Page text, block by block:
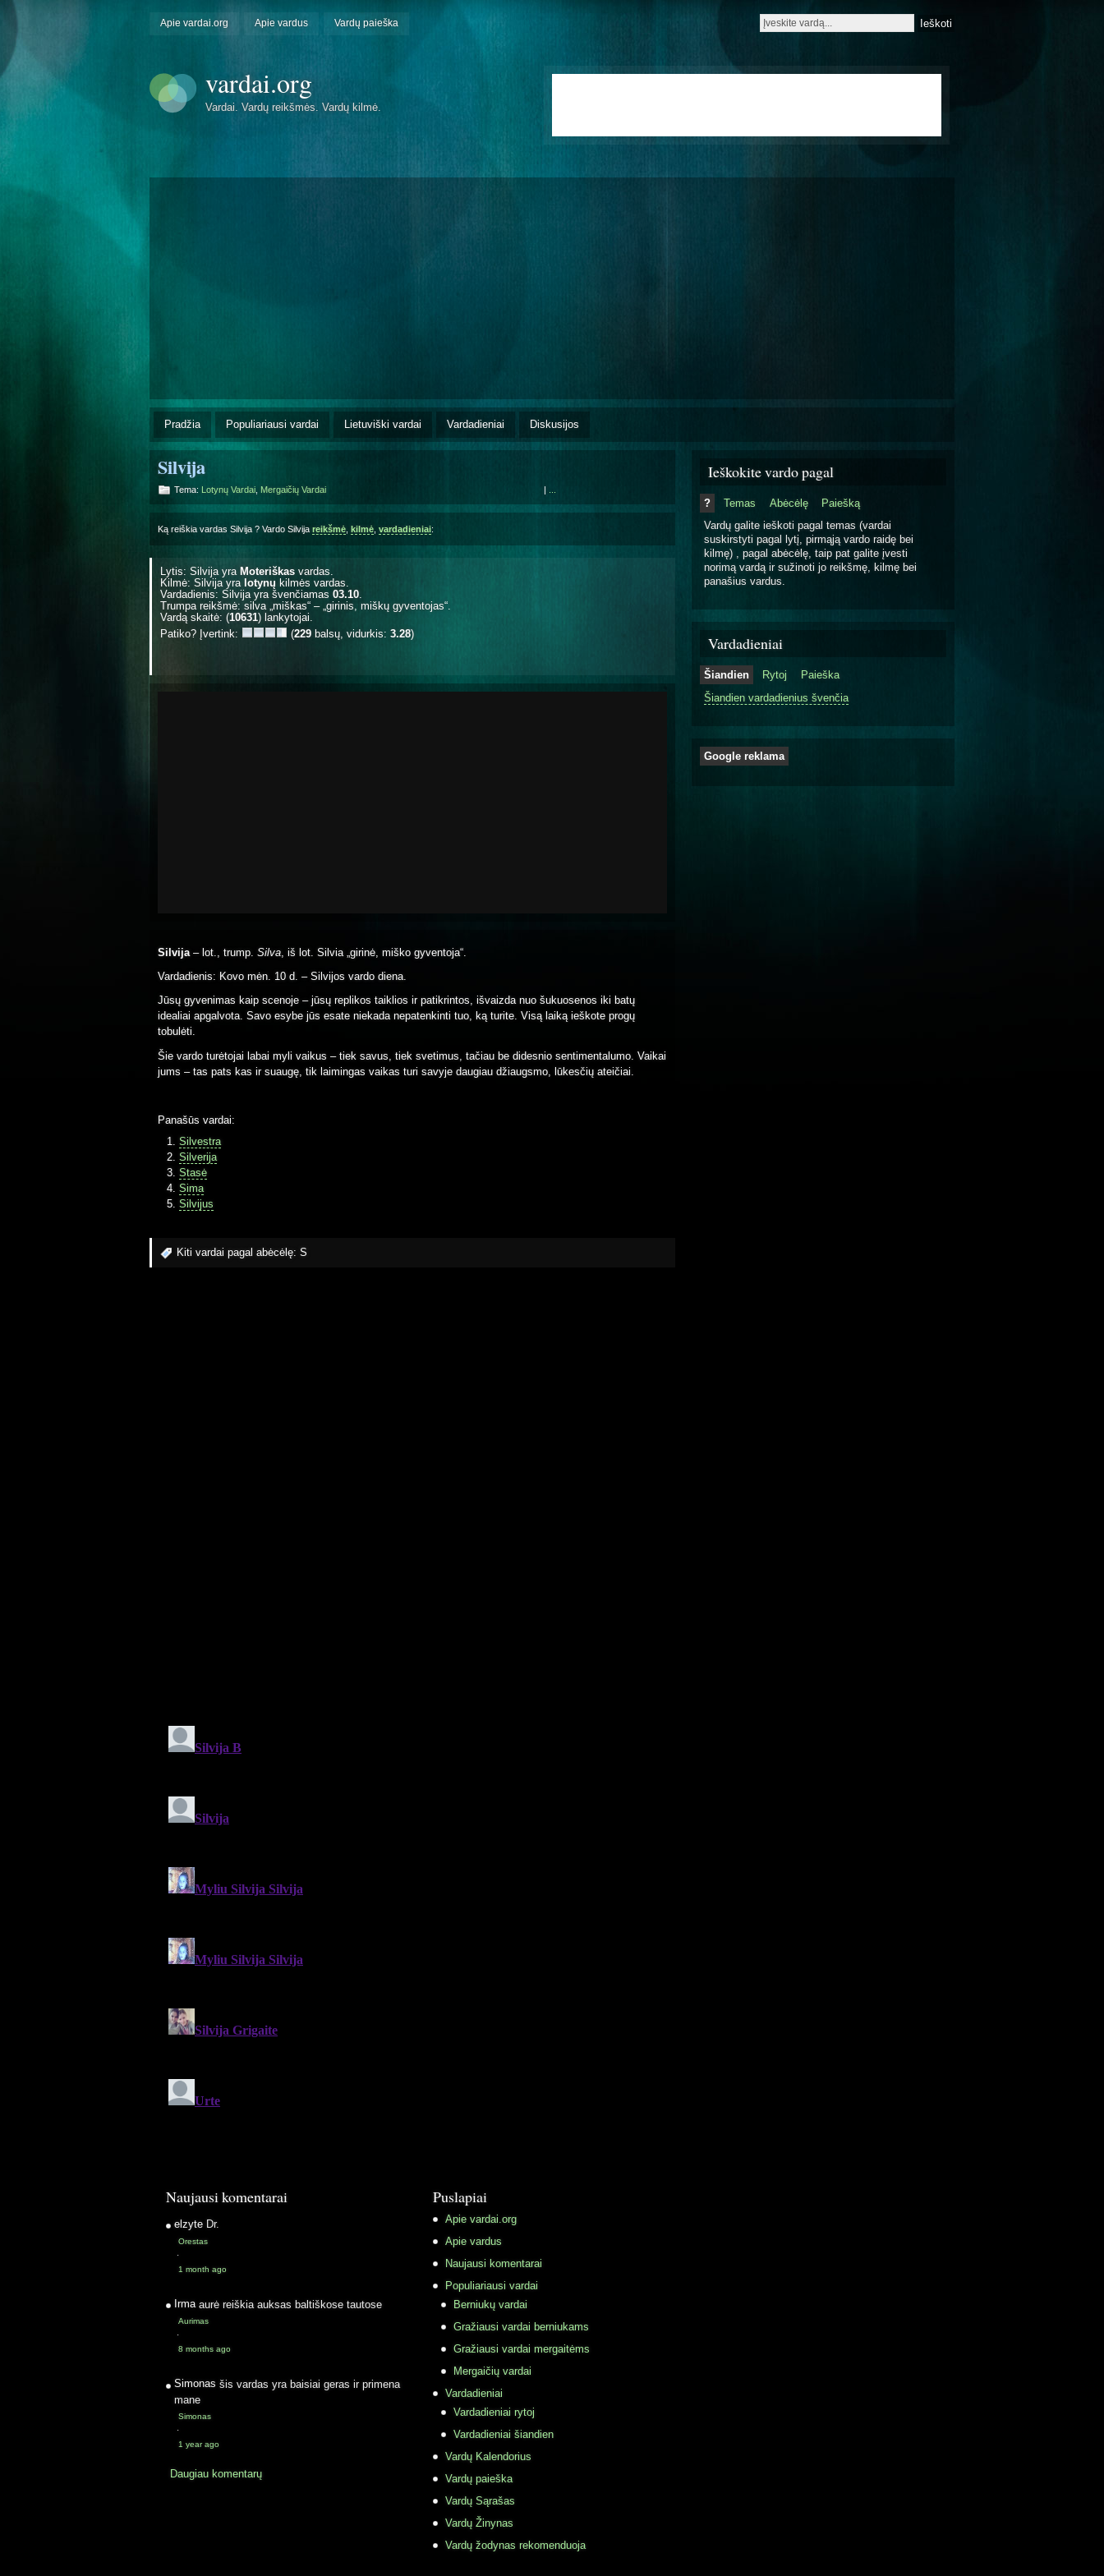
Apie vardai.org Apie vardus Vardų paieška
vardai.org
Vardai. Vardų reikšmės. Vardų kilmė.
Pradžia Populiariausi vardai Lietuviški vardai Vardadieniai Diskusijos
Silvija
Tema: Lotynų Vardai Mergaičių Vardai |
Ką reiškia vardas Silvija ? Vardo Silvija reikšmė kilmė vardadieniai:
Lytis: Silvija yra Moteriškas vardas.
Kilmė: Silvija yra lotynų kilmės vardas.
Vardadienis: Silvija yra švenčiamas 03.10
Trumpa reikšmė: silva „miškas“ – „girinis, miškų gyventojas“.
Vardą skaitė: (10631) lankytojai.
Patiko? Įvertink:
(229 balsų, vidurkis: 3.28)
Silvija – lot., trump. Silva , iš lot. Silvia „girinė, miško gyventoja“.
Vardadienis: Kovo mėn. 10 d. – Silvijos vardo diena.
Jūsų gyvenimas kaip scenoje – jūsų replikos taiklios ir patikrintos, išvaizda nuo šukuosenos iki batų
idealiai apgalvota. Savo esybe jūs esate niekada nepatenkinti tuo, ką turite. Visą laiką ieškote progų
tobulėti.
Šie vardo turėtojai labai myli vaikus – tiek savus, tiek svetimus, tačiau be didesnio sentimentalumo. Vaikai
jums – tas pats kas ir suaugę, tik laimingas vaikas turi savyje daugiau džiaugsmo, lūkesčių ateičiai.
Panašūs vardai:
Silvestra
Silverija
Stasė
Sima
Silvijus
Kiti vardai pagal abėcėlę: S
Ieškokite vardo pagal
? Temas Abėcėlę
Paiešką
Vardų galite ieškoti pagal temas (vardai
suskirstyti pagal lytį, pirmąją vardo raidę bei
kilmę) , pagal abėcėlę, taip pat galite įvesti
norimą vardą ir sužinoti jo reikšmę, kilmę bei
panašius vardus.
Vardadieniai
Šiandien Rytoj
Paieška
Šiandien vardadienius švenčia
Google reklama
Naujausi komentarai
elzyte Dr.
Orestas
·
1 month ago
Irma aurė reiškia auksas baltiškose tautose
Aurimas
·
8 months ago
Simonas šis vardas yra baisiai geras ir primena
mane
Simonas
·
1 year ago
Daugiau komentarų
Puslapiai
Apie vardai.org
Apie vardus
Naujausi komentarai
Populiariausi vardai
Berniukų vardai
Gražiausi vardai berniukams
Gražiausi vardai mergaitėms
Mergaičių vardai
Vardadieniai
Vardadieniai rytoj
Vardadieniai šiandien
Vardų Kalendorius
Vardų paieška
Vardų Sąrašas
Vardų Žinynas
Vardų žodynas rekomenduoja